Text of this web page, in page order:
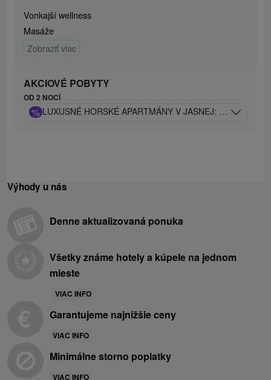
Vonkajší wellness
Masáže
Zobraziť viac
AKCIOVÉ POBYTY
OD 2 NOCÍ
% LUXUSNÉ HORSKÉ APARTMÁNY V JASNEJ:
Výhody u nás
Denne aktualizovaná ponuka
Všetky známe hotely a kúpele na jednom
mieste
VIAC INFO
Garantujeme najnižšie ceny
VIAC INFO
Minimálne storno poplatky
VIAC INFO